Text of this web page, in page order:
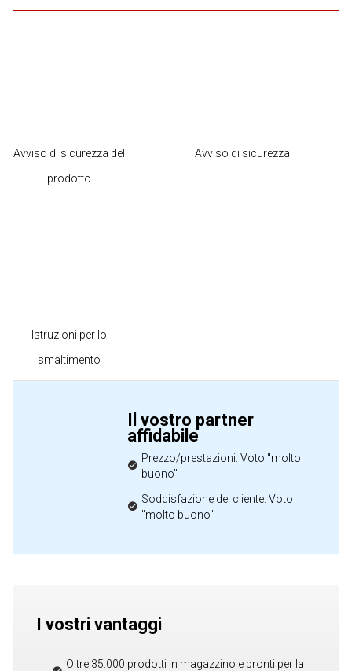
Avviso di sicurezza del
prodotto
Avviso di sicurezza
Istruzioni per lo
smaltimento
Il vostro partner
affidabile
Prezzo/prestazioni: Voto "molto
buono"
Soddisfazione del cliente: Voto
"molto buono"
I vostri vantaggi
Oltre 35.000 prodotti in magazzino e pronti per la